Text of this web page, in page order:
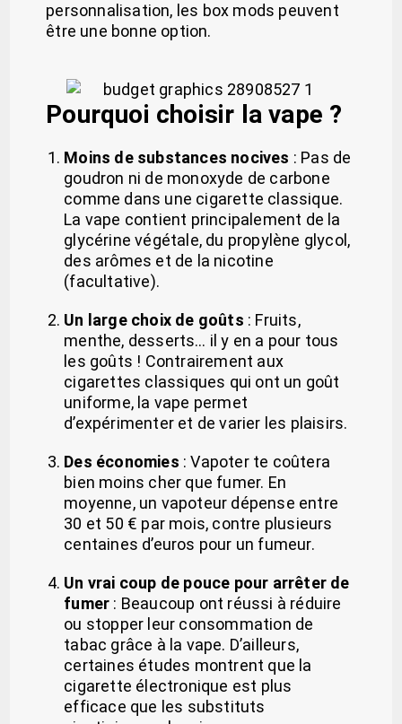
personnalisation, les box mods peuvent
être une bonne option.
Pourquoi choisir la vape ?
Moins de substances nocives : Pas de
goudron ni de monoxyde de carbone
comme dans une cigarette classique.
La vape contient principalement de la
glycérine végétale, du propylène glycol,
des arômes et de la nicotine
(facultative).
Un large choix de goûts : Fruits,
menthe, desserts… il y en a pour tous
les goûts ! Contrairement aux
cigarettes classiques qui ont un goût
uniforme, la vape permet
d’expérimenter et de varier les plaisirs.
Des économies : Vapoter te coûtera
bien moins cher que fumer. En
moyenne, un vapoteur dépense entre
30 et 50 € par mois, contre plusieurs
centaines d’euros pour un fumeur.
Un vrai coup de pouce pour arrêter de
fumer : Beaucoup ont réussi à réduire
ou stopper leur consommation de
tabac grâce à la vape. D’ailleurs,
certaines études montrent que la
cigarette électronique est plus
efficace que les substituts